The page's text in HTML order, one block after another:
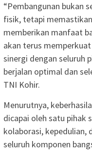
“Pembangunan bukan
fisik, tetapi
memberikan manfaat
akan terus
sinergi dengan seluruh
berjalan optimal dan
TNI Kohir.
Menurutnya,
dicapai oleh satu pihak
kolaborasi,
seluruh komponen